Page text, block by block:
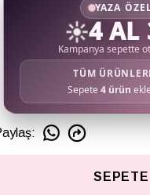
YAZA
☀️4 AL
Kampanya sepette
TÜM
Sepete4 ürün
: